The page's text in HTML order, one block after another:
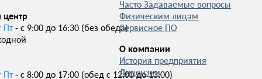
центр
Пт - с 9:00 до 16:30 (без обеда)
Пт - с 8:00 до 17:00 (обед с 12:00 до 13:00)
Часто Задаваемые вопросы
Физическим лицам
Сервисное ПО
О компании
История предприятия
Лицензии